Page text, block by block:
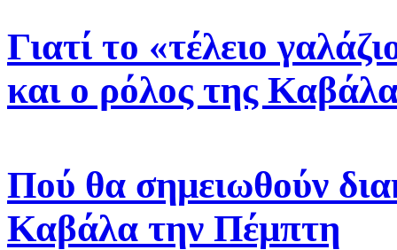
Γιατί το «τέλειο
και ο ρόλος της
Πού θα σημειωθούν
Καβάλα την Πέμπτη